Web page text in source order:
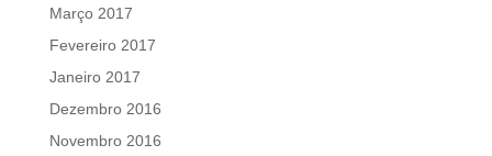
Março 2017
Fevereiro 2017
Janeiro 2017
Dezembro 2016
Novembro 2016